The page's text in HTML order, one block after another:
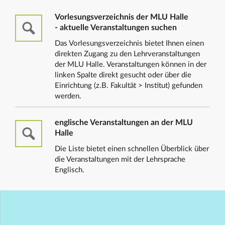
Vorlesungsverzeichnis der MLU Halle
- aktuelle Veranstaltungen suchen
Das Vorlesungsverzeichnis bietet Ihnen einen
direkten Zugang zu den Lehrveranstaltungen
der MLU Halle. Veranstaltungen können in der
linken Spalte direkt gesucht oder über die
Einrichtung (z.B. Fakultät > Institut) gefunden
werden.
englische Veranstaltungen an der MLU
Halle
Die Liste bietet einen schnellen Überblick über
die Veranstaltungen mit der Lehrsprache
Englisch.